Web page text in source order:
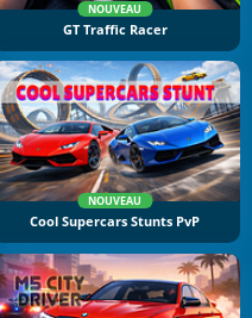
NOUVEAU
GT Traffic Racer
NOUVEAU
Cool Supercars Stunts PvP